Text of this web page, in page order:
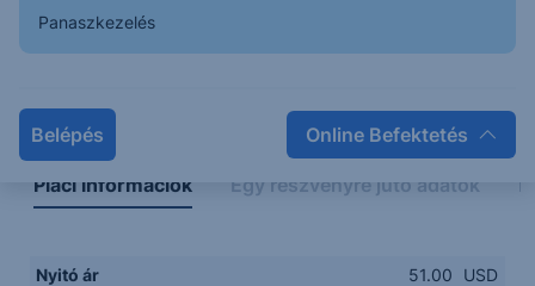
Panaszkezelés
Belépés Online Befektetés
Napon belüli Historikus
Piaci információk Egy részvényre jutó adatok
Nyitó ár 51.00
USD